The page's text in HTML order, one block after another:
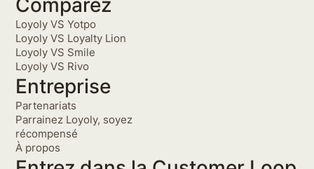
Comparez
Loyoly VS Yotpo
Loyoly VS Loyalty Lion
Loyoly VS Smile
Loyoly VS Rivo
Entreprise
Partenariats
Parrainez Loyoly, soyez
récompensé
À propos